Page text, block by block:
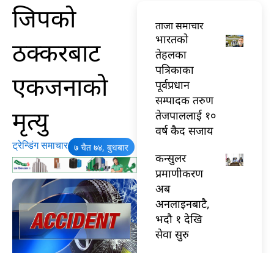
जिपको
ठक्करबाट
एकजनाको
मृत्यु
ट्रेन्डिंग समाचार ७ चैत ७४, बुधबार
ताजा समाचार
भारतकाे
तेहलका
पत्रिकाका
पूर्वप्रधान
सम्पादक तरुण
तेजपाललाई १०
वर्ष कैद सजाय
कन्सुलर
प्रमाणीकरण
अब
अनलाइनबाटै,
भदौ १ देखि
सेवा सुरु